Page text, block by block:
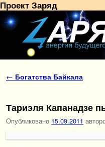
Проект Заряд
Навигация по записям
← Богатства Байкала
Тариэля Капанадзе
Опубликовано 15.09.2011